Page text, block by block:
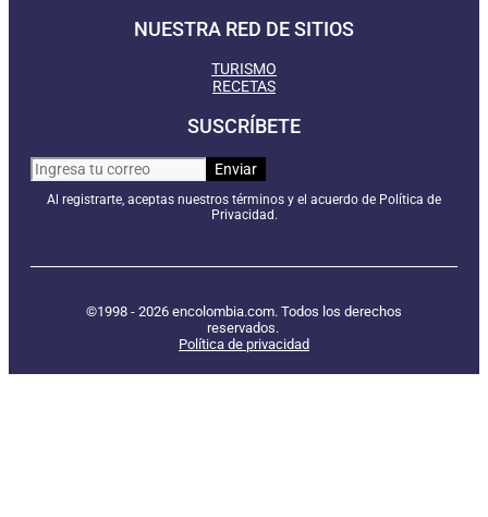
NUESTRA RED DE SITIOS
TURISMO
RECETAS
SUSCRÍBETE
Al registrarte, aceptas nuestros términos y el acuerdo de Política de
Privacidad.
©1998 - 2026 encolombia.com. Todos los derechos
reservados.
Política de privacidad